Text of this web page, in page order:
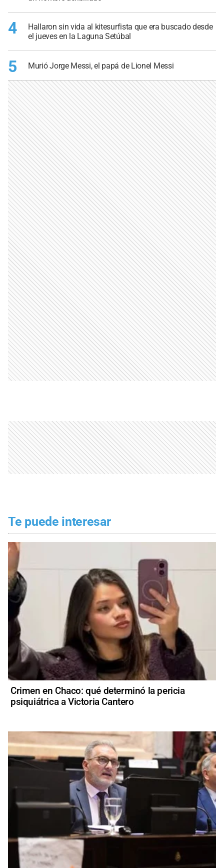
4
Hallaron sin vida al kitesurfista que era buscado desde
el jueves en la Laguna Setúbal
5 Murió Jorge Messi, el papá de Lionel Messi
Te puede interesar
Crimen en Chaco: qué determinó la pericia
psiquiátrica a Victoria Cantero